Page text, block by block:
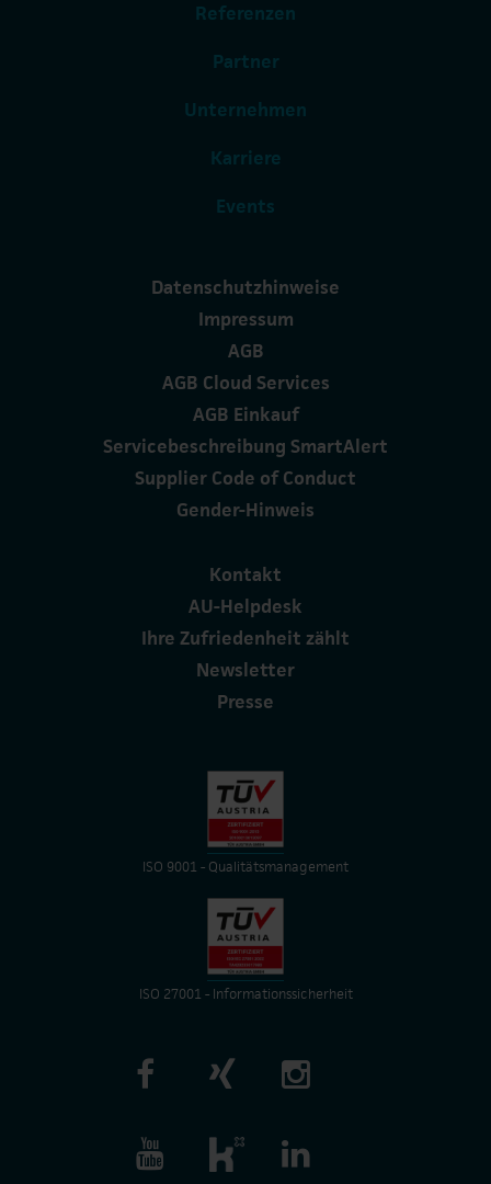
Referenzen
Partner
Unternehmen
Karriere
Events
Datenschutzhinweise
Impressum
AGB
AGB Cloud Services
AGB Einkauf
Servicebeschreibung SmartAlert
Supplier Code of Conduct
Gender-Hinweis
Kontakt
AU-Helpdesk
Ihre Zufriedenheit zählt
Newsletter
Presse
ISO 9001 - Qualitätsmanagement
ISO 27001 - Informationssicherheit